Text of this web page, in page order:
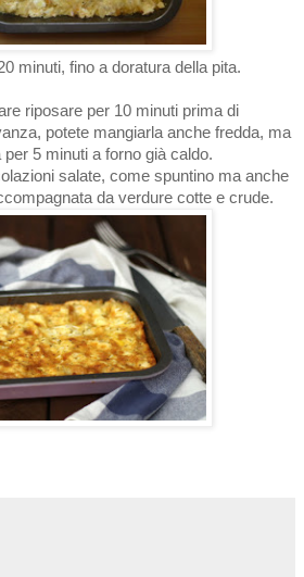
minuti, fino a doratura della pita.
riposare per 10 minuti prima di
potete mangiarla anche fredda, ma
5 minuti a forno già caldo.
salate, come spuntino ma anche
da verdure cotte e crude.